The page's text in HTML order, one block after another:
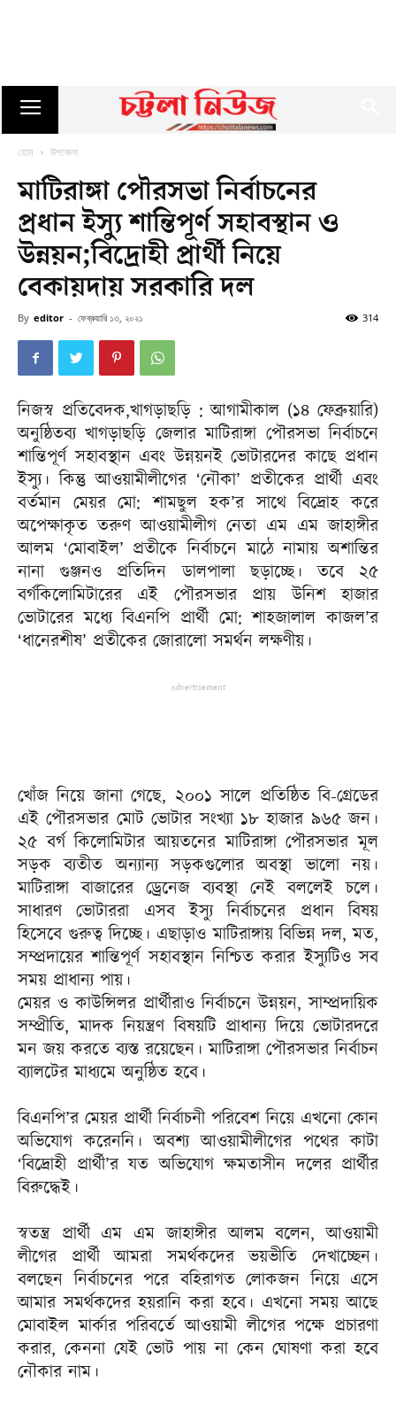
হোম উপজেলা
মাটিরাঙ্গা পৌরসভা নির্বাচনের
প্রধান ইস্যু শান্তিপূর্ণ সহাবস্থান ও
উন্নয়ন;বিদ্রোহী প্রার্থী নিয়ে
বেকায়দায় সরকারি দল
By editor - ফেব্রুয়ারি ১৩, ২০২১ 314
নিজস্ব প্রতিবেদক,খাগড়াছড়ি : আগামীকাল (১৪ ফেব্রুয়ারি)
অনুষ্ঠিতব্য খাগড়াছড়ি জেলার মাটিরাঙ্গা পৌরসভা নির্বাচনে
শান্তিপূর্ণ সহাবস্থান এবং উন্নয়নই ভোটারদের কাছে প্রধান
ইস্যু। কিন্তু আওয়ামীলীগের ‘নৌকা’ প্রতীকের প্রার্থী এবং
বর্তমান মেয়র মো: শামছুল হক’র সাথে বিদ্রোহ করে
অপেক্ষাকৃত তরুণ আওয়ামীলীগ নেতা এম এম জাহাঙ্গীর
আলম ‘মোবাইল’ প্রতীকে নির্বাচনে মাঠে নামায় অশান্তির
নানা গুঞ্জনও প্রতিদিন ডালপালা ছড়াচ্ছে। তবে ২৫
বর্গকিলোমিটারের এই পৌরসভার প্রায় উনিশ হাজার
ভোটারের মধ্যে বিএনপি প্রার্থী মো: শাহজালাল কাজল’র
‘ধানেরশীষ’ প্রতীকের জোরালো সমর্থন লক্ষণীয়।
Advertisement
খোঁজ নিয়ে জানা গেছে, ২০০১ সালে প্রতিষ্ঠিত বি-গ্রেডের
এই পৌরসভার মোট ভোটার সংখ্যা ১৮ হাজার ৯৬৫ জন।
২৫ বর্গ কিলোমিটার আয়তনের মাটিরাঙ্গা পৌরসভার মূল
সড়ক ব্যতীত অন্যান্য সড়কগুলোর অবস্থা ভালো নয়।
মাটিরাঙ্গা বাজারের ড্রেনেজ ব্যবস্থা নেই বললেই চলে।
সাধারণ ভোটাররা এসব ইস্যু নির্বাচনের প্রধান বিষয়
হিসেবে গুরুত্ব দিচ্ছে। এছাড়াও মাটিরাঙ্গায় বিভিন্ন দল, মত,
সম্প্রদায়ের শান্তিপূর্ণ সহাবস্থান নিশ্চিত করার ইস্যুটিও সব
সময় প্রাধান্য পায়।
মেয়র ও কাউন্সিলর প্রার্থীরাও নির্বাচনে উন্নয়ন, সাম্প্রদায়িক
সম্প্রীতি, মাদক নিয়ন্ত্রণ বিষয়টি প্রাধান্য দিয়ে ভোটারদরে
মন জয় করতে ব্যস্ত রয়েছেন। মাটিরাঙ্গা পৌরসভার নির্বাচন
ব্যালটের মাধ্যমে অনুষ্ঠিত হবে।
বিএনপি’র মেয়র প্রার্থী নির্বাচনী পরিবেশ নিয়ে এখনো কোন
অভিযোগ করেননি। অবশ্য আওয়ামীলীগের পথের কাটা
‘বিদ্রোহী প্রার্থী’র যত অভিযোগ ক্ষমতাসীন দলের প্রার্থীর
বিরুদ্ধেই।
স্বতন্ত্র প্রার্থী এম এম জাহাঙ্গীর আলম বলেন, আওয়ামী
লীগের প্রার্থী আমরা সমর্থকদের ভয়ভীতি দেখাচ্ছেন।
বলছেন নির্বাচনের পরে বহিরাগত লোকজন নিয়ে এসে
আমার সমর্থকদের হয়রানি করা হবে। এখনো সময় আছে
মোবাইল মার্কার পরিবর্তে আওয়ামী লীগের পক্ষে প্রচারণা
করার, কেননা যেই ভোট পায় না কেন ঘোষণা করা হবে
নৌকার নাম।